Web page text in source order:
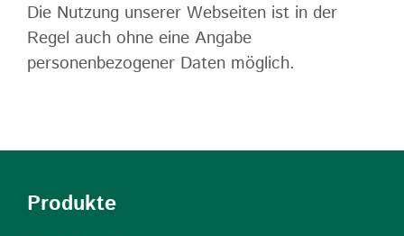
Die Nutzung unserer Webseiten ist in der
Regel auch ohne eine Angabe
personenbezogener Daten möglich.
Produkte